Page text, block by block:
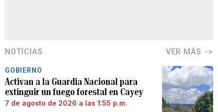
NOTICIAS VER MÁS
GOBIERNO
Activan a la Guardia Nacional para
extinguir un fuego forestal en Cayey
7 de agosto de 2026 a las 1:55 p.m.